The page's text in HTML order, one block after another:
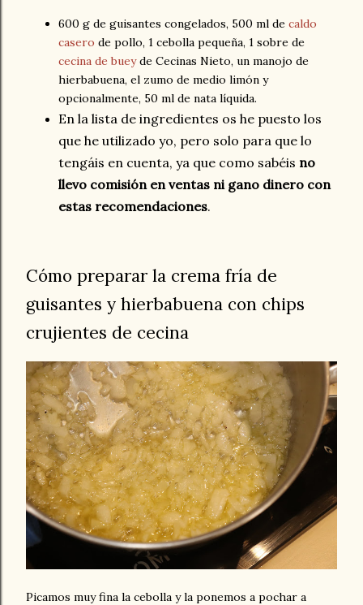
600 g de guisantes congelados, 500 ml de caldo
casero de pollo, 1 cebolla pequeña, 1 sobre de
cecina de bueyde Cecinas Nieto, un manojo de
hierbabuena, el zumo de medio limón y
opcionalmente, 50 ml de nata líquida.
En la lista de ingredientes os he puesto los
que he utilizado yo, pero solo para que lo
tengáis en cuenta, ya que como sabéis no
llevo comisión en ventas ni gano dinero con
estas recomendaciones.
Cómo preparar la crema fría de
guisantes y hierbabuena con chips
crujientes de cecina
Picamos muy fina la cebolla y la ponemos a pochar a